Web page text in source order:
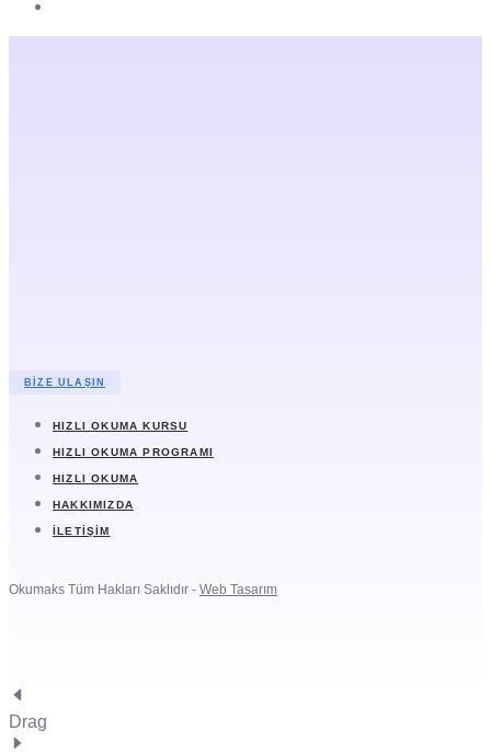
BIZE ULAŞIN
HIZLI OKUMA KURSU
HIZLI OKUMA PROGRAMI
HIZLI OKUMA
HAKKIMIZDA
İLETIŞIM
Okumaks Tüm Hakları Saklıdır - Web Tasarım
Drag